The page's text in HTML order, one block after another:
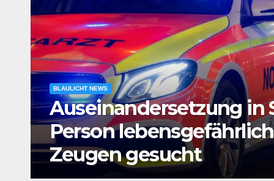
BLAULICHT NEWS
Verdacht auf
Tatverdächtiger in
Untersuchungshaft